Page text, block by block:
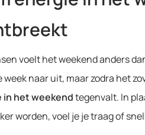
voelt het weekend anders
week naar uit, maar zodra het
in het weekendtegenvalt. In
worden, voel je je traag of